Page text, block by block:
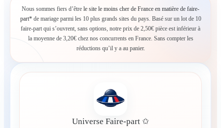
Nous sommes fiers d’être le site le moins cher de France en matière de faire-
part*de mariage parmi les 10 plus grands sites du pays. Basé sur un lot de 10
faire-part qui s’ouvrent, sans options, notre prix de 2,50€ pièce est inférieur à
la moyenne de 3,20€ chez nos concurrents en France. Sans compter les
réductions qu’il y a au panier.
Universe Faire-part ✩